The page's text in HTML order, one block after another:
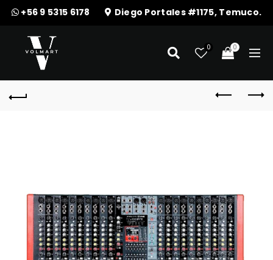
+56 9 5315 6178 Diego Portales #1175, Temuco.
0 0